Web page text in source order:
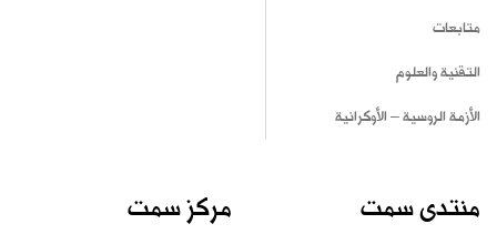
متابعات
التقنية والعلوم
الأزمة الروسية – الأوكرانية
منتدى سمت مركز سمت